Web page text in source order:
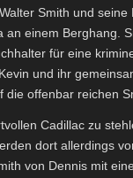
Smith und
an einem Berghang.
für eine
und ihr
die offenbar reichen
Cadillac zu
dort allerdings
von Dennis mit